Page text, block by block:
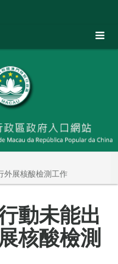
外展核酸檢測工作
動未能出
核酸檢測